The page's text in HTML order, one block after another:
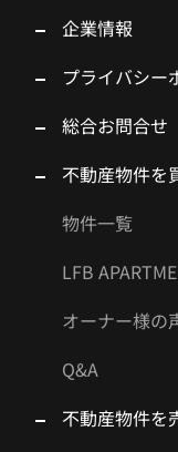
企業情報
プライバシー
総合お問合せ
不動産物件を
物件一覧
LFB
オーナー様の
Q&A
不動産物件を